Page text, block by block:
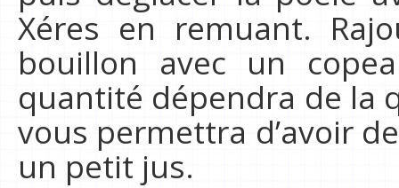
Xéres en remuant.
bouillon avec un
quantité dépendra de la
vous permettra d’avoir
un petit jus.